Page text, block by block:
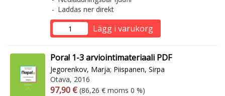
Laddas ner direkt
Lägg i varukorg
Pora! 1-3 arviointimateriaali PDF
Jegorenkov, Marja; Piispanen, Sirpa
Otava, 2016
Arvonlisäverollinen hinta
97,90 € Arvonlisäveroton hinta
(86,26 € moms 0 %)